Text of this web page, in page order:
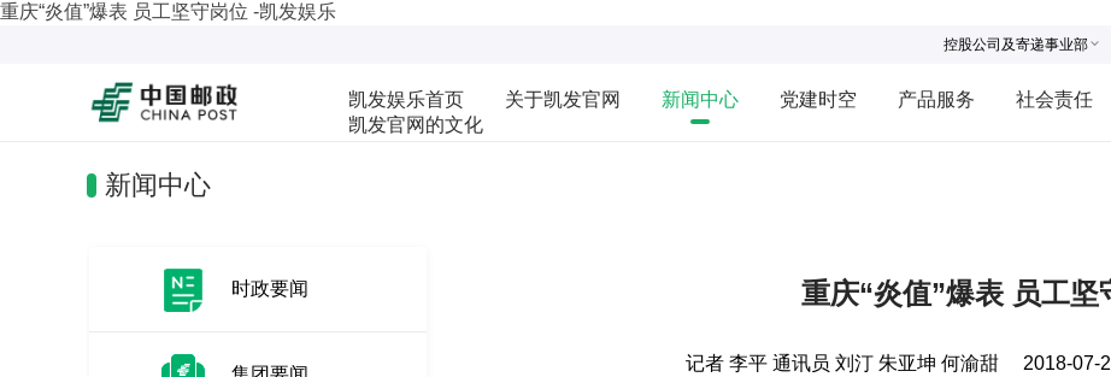
重庆“炎值”爆表 员工坚守岗位 -凯发娱乐
控股公司及寄递事业部
凯发娱乐首页 关于凯发官网 新闻中心 党建时空 产品服务
社会责任
凯发官网的文化
新闻中心
时政要闻 重庆“炎值”爆表 员工坚
记者 李平 通讯员 刘汀 朱亚坤 何渝甜 2018-07-